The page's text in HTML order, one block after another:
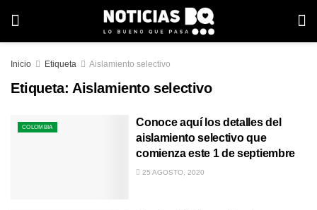
Inicio Etiqueta Aislamiento selectivo
Etiqueta: Aislamiento selectivo
COLOMBIA
Conoce aquí los detalles del
aislamiento selectivo que
comienza este 1 de septiembre
25 AGOSTO, 2020